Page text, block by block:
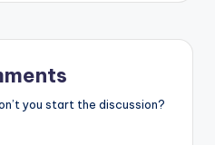
you start the discussion?